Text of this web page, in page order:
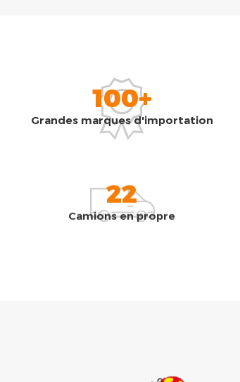
100+
Grandes marques d'importation
22
Camions en propre